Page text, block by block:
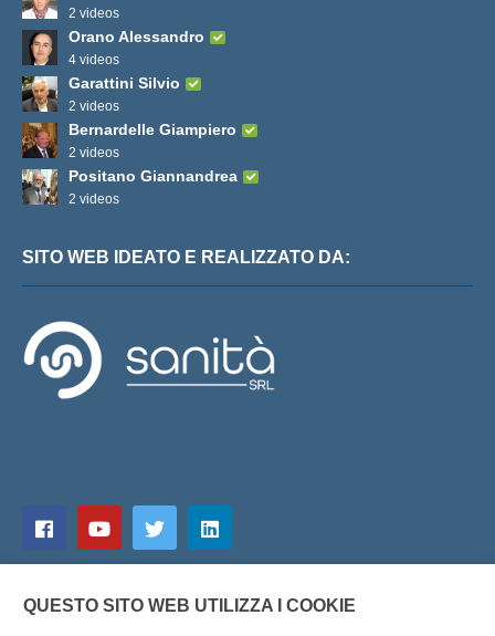
2 videos
Orano Alessandro
4 videos
Garattini Silvio
2 videos
Bernardelle Giampiero
2 videos
Positano Giannandrea
2 videos
SITO WEB IDEATO E REALIZZATO DA:
QUESTO SITO WEB UTILIZZA I COOKIE